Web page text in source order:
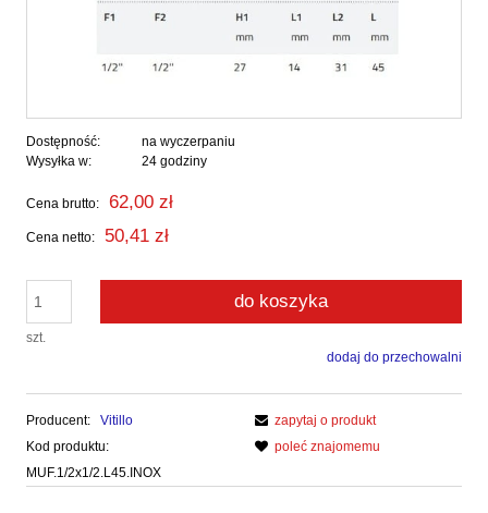
Dostępność:
na wyczerpaniu
Wysyłka w:
24 godziny
Cena brutto: 62,00 zł
Cena netto: 50,41 zł
szt.
do koszyka
dodaj do przechowalni
Producent:
Vitillo
Kod produktu:
MUF.1/2x1/2.L45.INOX
zapytaj o produkt
poleć znajomemu